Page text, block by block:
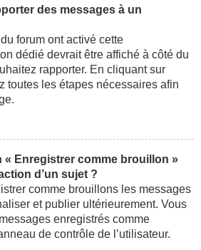
des messages à un
forum ont activé cette
dédié devrait être affiché à côté du
rapporter. En cliquant sur
toutes les étapes nécessaires afin
« Enregistrer comme brouillon »
d’un sujet ?
comme brouillons les messages
et publier ultérieurement. Vous
enregistrés comme
de contrôle de l’utilisateur.